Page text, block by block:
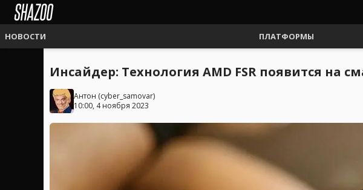
НОВОСТИ ПЛАТФОРМЫ
Инсайдер: Технология AMD FSR появится на
Антон (cyber_samovar)
10:00, 4 ноября 2023